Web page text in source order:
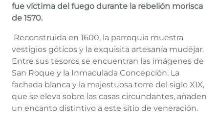
fue víctima del fuego durante la rebelión morisca
de 1570.
Reconstruida en 1600, la parroquia muestra
vestigios góticos y la exquisita artesanía mudéjar.
Entre sus tesoros se encuentran las imágenes de
San Roque y la Inmaculada Concepción. La
fachada blanca y la majestuosa torre del siglo XIX,
que se eleva sobre las casas circundantes, añaden
un encanto distintivo a este sitio de veneración.